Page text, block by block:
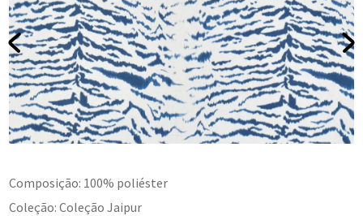
Composição: 100% poliéster
Coleção: Coleção Jaipur